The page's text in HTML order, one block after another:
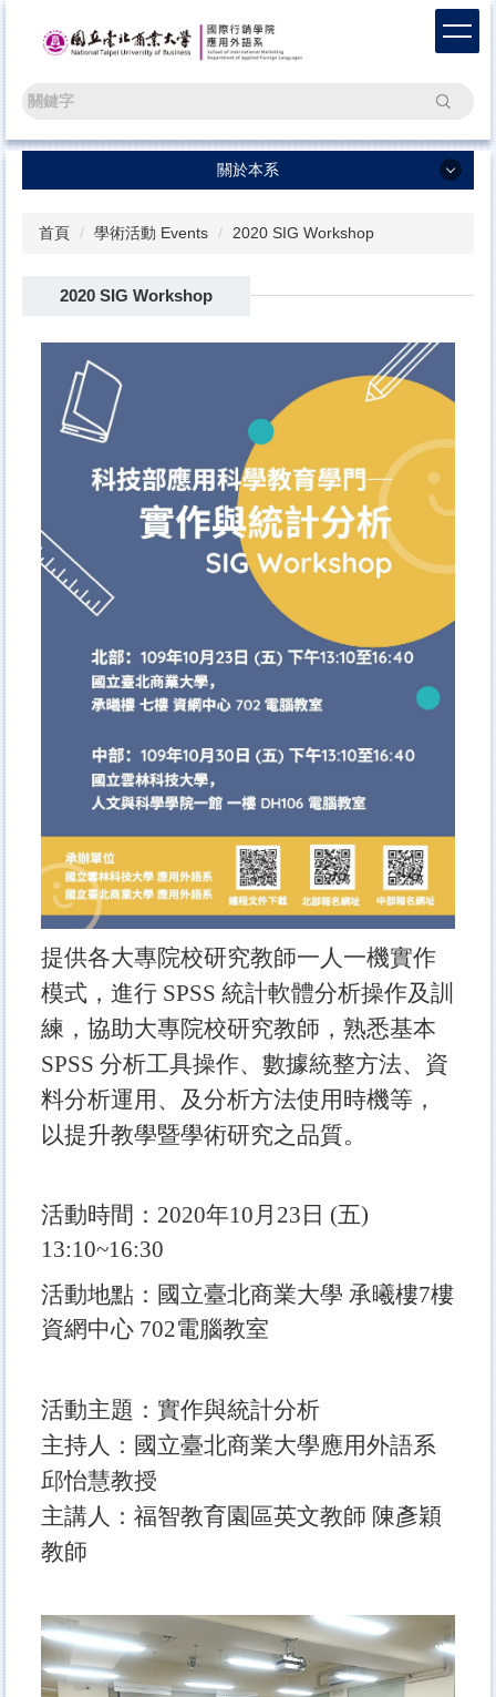
區
搜尋
關於本系
最新消息 News
新生專區 Freshmen
學術活動 Events
學生活動 Activities
語言學習測驗平臺 Test
高教深耕 Sprout Project
產學合作 Industry Cooperation
校友專區 Alumni
全校行事曆 Calendar
會議紀錄查詢 Minutes
失物招領 Lost & Found
首頁 學術活動 Events 2020 SIG Workshop
2020 SIG Workshop
提供各大專院校研究教師一人一機實作
模式，進行 SPSS 統計軟體分析操作及訓
練，協助大專院校研究教師，熟悉基本
SPSS 分析工具操作、數據統整方法、資
料分析運用、及分析方法使用時機等，
以提升教學暨學術研究之品質。
活動時間： 2020年10 月 23 日 (五)
13:10~16:30
活動地點：國立臺北商業大學 承曦樓7樓
資網中心 702電腦教室
活動主題：實作與統計分析
主持人：國立臺北商業大學應用外語系
邱怡慧教授
主講人：福智教育園區英文教師 陳彥穎
教師